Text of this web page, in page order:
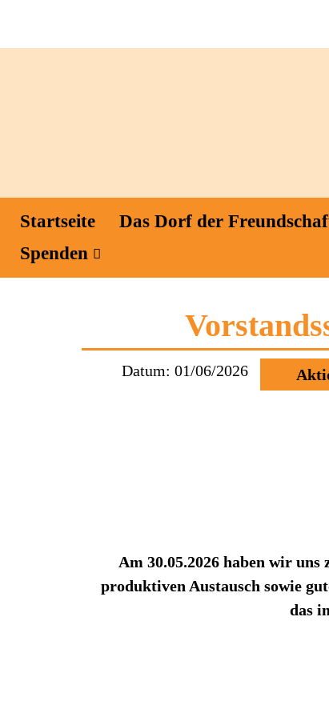
Startseite Das Dorf der
Spenden
Datum: 01/06/2026
Am 30.05.2026 haben wir
produktiven Austausch sowie
das